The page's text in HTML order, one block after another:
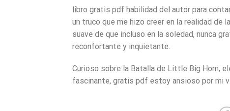
libro gratis pdf habilidad del autor para
un truco que me hizo creer en la realidad de
suave de que incluso en la soledad, nunca
reconfortante y inquietante.
Curioso sobre la Batalla de Little Big Horn,
fascinante, gratis pdf estoy ansioso por mi